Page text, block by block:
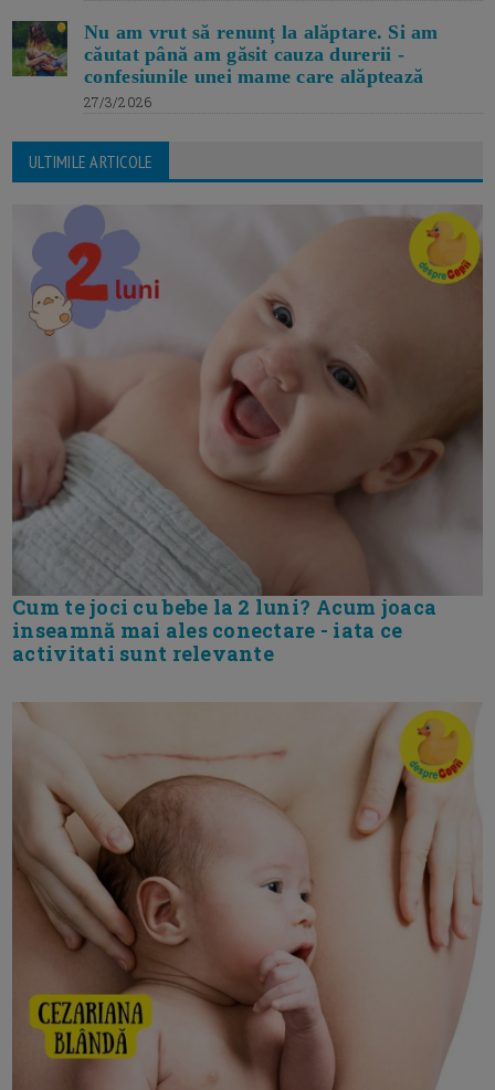
Nu am vrut să renunț la alăptare. Si am
căutat până am găsit cauza durerii -
confesiunile unei mame care alăptează
27/3/2026
ULTIMILE ARTICOLE
Cum te joci cu bebe la 2 luni? Acum joaca
inseamnă mai ales conectare - iata ce
activitati sunt relevante